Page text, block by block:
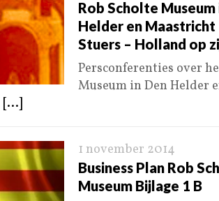
Rob Scholte Museum
Helder en
Stuers – Holland op
Persconferenties over
Museum in Den Helder
[...]
1 november 2014
Business Plan Rob
Museum Bijlage 1 B